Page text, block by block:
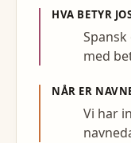
HVA BETYR
med
NÅR ER
Vi har